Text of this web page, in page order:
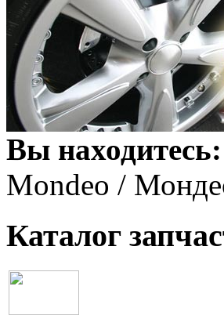
Вы находитесь:
Mondeo /
Каталог